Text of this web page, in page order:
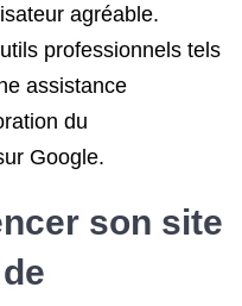
agréable.
professionnels tels
assistance
du
Google.
son site